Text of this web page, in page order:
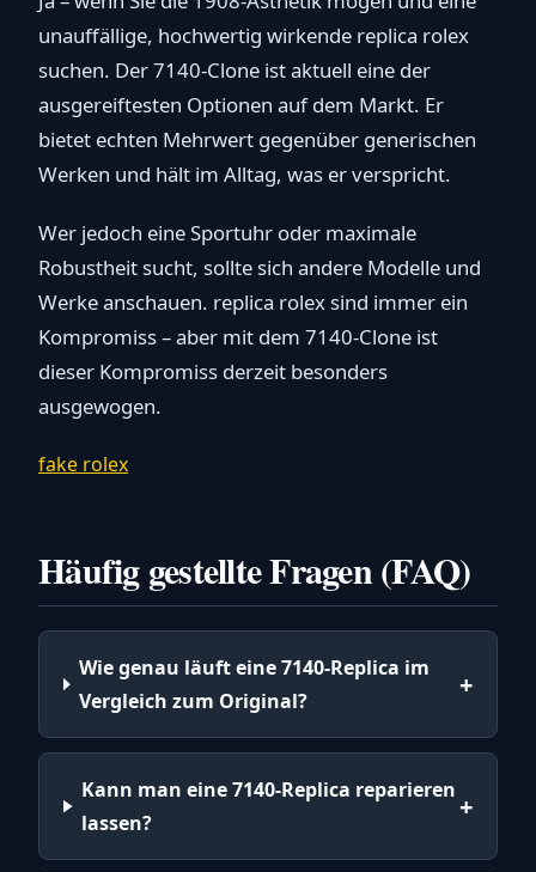
unauffällige, hochwertig wirkende replica rolex
suchen. Der 7140-Clone ist aktuell eine der
ausgereiftesten Optionen auf dem Markt. Er
bietet echten Mehrwert gegenüber generischen
Werken und hält im Alltag, was er verspricht.
Wer jedoch eine Sportuhr oder maximale
Robustheit sucht, sollte sich andere Modelle und
Werke anschauen. replica rolex sind immer ein
Kompromiss – aber mit dem 7140-Clone ist
dieser Kompromiss derzeit besonders
ausgewogen.
fake rolex
Häufig gestellte Fragen (FAQ)
Wie genau läuft eine 7140-Replica im
Vergleich zum Original?
Kann man eine 7140-Replica reparieren
lassen?